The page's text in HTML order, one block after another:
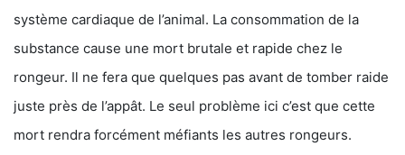
système cardiaque de l’animal. La consommation de la
substance cause une mort brutale et rapide chez le
rongeur. Il ne fera que quelques pas avant de tomber raide
juste près de l’appât. Le seul problème ici c’est que cette
mort rendra forcément méfiants les autres rongeurs.